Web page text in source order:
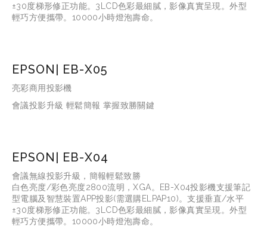
±30度梯形修正功能。3LCD色彩最細膩，影像真實呈現。外型
輕巧方便攜帶。10000小時燈泡壽命。
EPSON| EB-X05
亮彩商用投影機
會議投影升級 輕鬆簡報 掌握致勝關鍵
EPSON| EB-X04
會議無線投影升級，簡報輕鬆致勝
白色亮度/彩色亮度2800流明，XGA。EB-X04投影機支援筆記
型電腦及智慧裝置APP投影(需選購ELPAP10)。支援垂直/水平
±30度梯形修正功能。3LCD色彩最細膩，影像真實呈現。外型
輕巧方便攜帶。10000小時燈泡壽命。